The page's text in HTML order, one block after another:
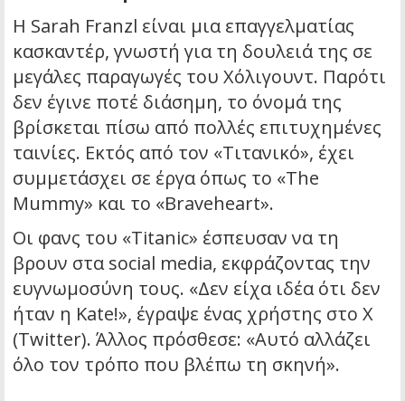
Η Sarah Franzl είναι μια επαγγελματίας
κασκαντέρ, γνωστή για τη δουλειά της σε
μεγάλες παραγωγές του Χόλιγουντ. Παρότι
δεν έγινε ποτέ διάσημη, το όνομά της
βρίσκεται πίσω από πολλές επιτυχημένες
ταινίες. Εκτός από τον «Τιτανικό», έχει
συμμετάσχει σε έργα όπως το «The
Mummy» και το «Braveheart».
Οι φανς του «Titanic» έσπευσαν να τη
βρουν στα social media, εκφράζοντας την
ευγνωμοσύνη τους. «Δεν είχα ιδέα ότι δεν
ήταν η Kate!», έγραψε ένας χρήστης στο X
(Twitter). Άλλος πρόσθεσε: «Αυτό αλλάζει
όλο τον τρόπο που βλέπω τη σκηνή».